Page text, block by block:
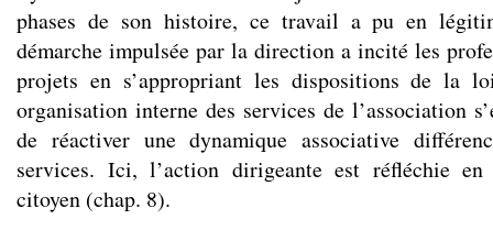
phases de son histoire, ce travail a pu en
démarche impulsée par la direction a incité les
projets en s’appropriant les dispositions de la
organisation interne des services de l’association
de réactiver une dynamique associative
services. Ici, l’action dirigeante est réfléchie en
citoyen (chap. 8).